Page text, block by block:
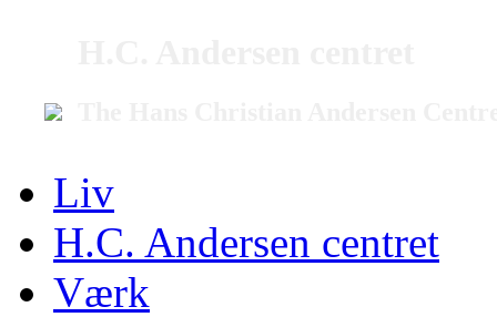
Liv
H.C. Andersen centret
Værk